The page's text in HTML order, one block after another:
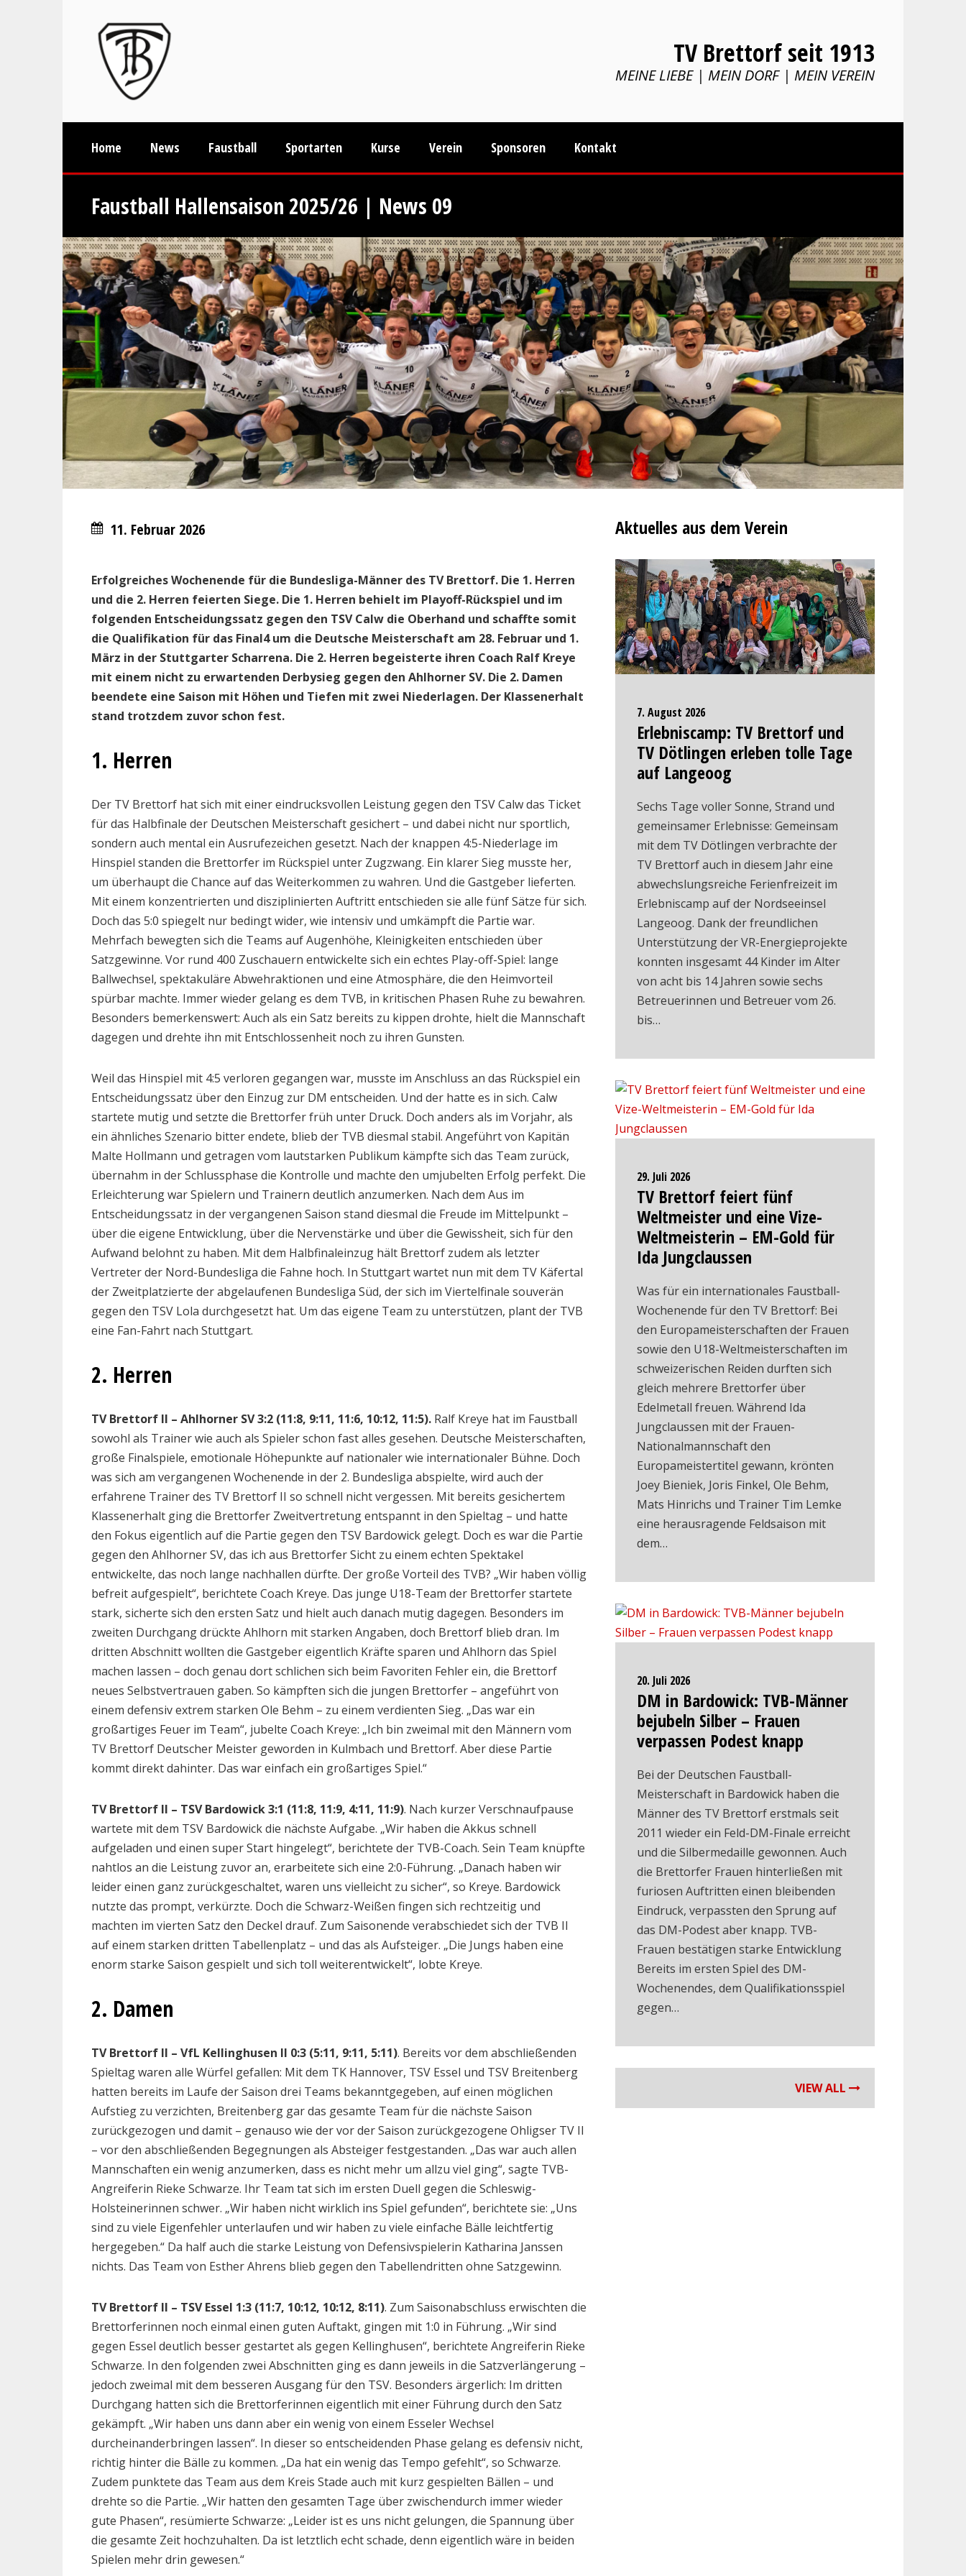
TV Brettorf seit 1913
MEINE LIEBE | MEIN DORF | MEIN VEREIN
Home News Faustball Sportarten Kurse Verein Sponsoren Kontakt
Faustball Hallensaison 2025/26 | News 09
11. Februar 2026
Erfolgreiches Wochenende für die Bundesliga-Männer des TV Brettorf. Die 1. Herren
und die 2. Herren feierten Siege. Die 1. Herren behielt im Playoff-Rückspiel und im
folgenden Entscheidungssatz gegen den TSV Calw die Oberhand und schaffte somit
die Qualifikation für das Final4 um die Deutsche Meisterschaft am 28. Februar und 1.
März in der Stuttgarter Scharrena. Die 2. Herren begeisterte ihren Coach Ralf Kreye
mit einem nicht zu erwartenden Derbysieg gegen den Ahlhorner SV. Die 2. Damen
beendete eine Saison mit Höhen und Tiefen mit zwei Niederlagen. Der Klassenerhalt
stand trotzdem zuvor schon fest.
1. Herren
Der TV Brettorf hat sich mit einer eindrucksvollen Leistung gegen den TSV Calw das Ticket
für das Halbfinale der Deutschen Meisterschaft gesichert – und dabei nicht nur sportlich,
sondern auch mental ein Ausrufezeichen gesetzt. Nach der knappen 4:5-Niederlage im
Hinspiel standen die Brettorfer im Rückspiel unter Zugzwang. Ein klarer Sieg musste her,
um überhaupt die Chance auf das Weiterkommen zu wahren. Und die Gastgeber lieferten.
Mit einem konzentrierten und disziplinierten Auftritt entschieden sie alle fünf Sätze für sich.
Doch das 5:0 spiegelt nur bedingt wider, wie intensiv und umkämpft die Partie war.
Mehrfach bewegten sich die Teams auf Augenhöhe, Kleinigkeiten entschieden über
Satzgewinne. Vor rund 400 Zuschauern entwickelte sich ein echtes Play-off-Spiel: lange
Ballwechsel, spektakuläre Abwehraktionen und eine Atmosphäre, die den Heimvorteil
spürbar machte. Immer wieder gelang es dem TVB, in kritischen Phasen Ruhe zu bewahren.
Besonders bemerkenswert: Auch als ein Satz bereits zu kippen drohte, hielt die Mannschaft
dagegen und drehte ihn mit Entschlossenheit noch zu ihren Gunsten.
Weil das Hinspiel mit 4:5 verloren gegangen war, musste im Anschluss an das Rückspiel ein
Entscheidungssatz über den Einzug zur DM entscheiden. Und der hatte es in sich. Calw
startete mutig und setzte die Brettorfer früh unter Druck. Doch anders als im Vorjahr, als
ein ähnliches Szenario bitter endete, blieb der TVB diesmal stabil. Angeführt von Kapitän
Malte Hollmann und getragen vom lautstarken Publikum kämpfte sich das Team zurück,
übernahm in der Schlussphase die Kontrolle und machte den umjubelten Erfolg perfekt. Die
Erleichterung war Spielern und Trainern deutlich anzumerken. Nach dem Aus im
Entscheidungssatz in der vergangenen Saison stand diesmal die Freude im Mittelpunkt –
über die eigene Entwicklung, über die Nervenstärke und über die Gewissheit, sich für den
Aufwand belohnt zu haben. Mit dem Halbfinaleinzug hält Brettorf zudem als letzter
Vertreter der Nord-Bundesliga die Fahne hoch. In Stuttgart wartet nun mit dem TV Käfertal
der Zweitplatzierte der abgelaufenen Bundesliga Süd, der sich im Viertelfinale souverän
gegen den TSV Lola durchgesetzt hat. Um das eigene Team zu unterstützen, plant der TVB
eine Fan-Fahrt nach Stuttgart.
2. Herren
TV Brettorf II – Ahlhorner SV 3:2 (11:8, 9:11, 11:6, 10:12, 11:5). Ralf Kreye hat im Faustball
sowohl als Trainer wie auch als Spieler schon fast alles gesehen. Deutsche Meisterschaften,
große Finalspiele, emotionale Höhepunkte auf nationaler wie internationaler Bühne. Doch
was sich am vergangenen Wochenende in der 2. Bundesliga abspielte, wird auch der
erfahrene Trainer des TV Brettorf II so schnell nicht vergessen. Mit bereits gesichertem
Klassenerhalt ging die Brettorfer Zweitvertretung entspannt in den Spieltag – und hatte
den Fokus eigentlich auf die Partie gegen den TSV Bardowick gelegt. Doch es war die Partie
gegen den Ahlhorner SV, das ich aus Brettorfer Sicht zu einem echten Spektakel
entwickelte, das noch lange nachhallen dürfte. Der große Vorteil des TVB? „Wir haben völlig
befreit aufgespielt“, berichtete Coach Kreye. Das junge U18-Team der Brettorfer startete
stark, sicherte sich den ersten Satz und hielt auch danach mutig dagegen. Besonders im
zweiten Durchgang drückte Ahlhorn mit starken Angaben, doch Brettorf blieb dran. Im
dritten Abschnitt wollten die Gastgeber eigentlich Kräfte sparen und Ahlhorn das Spiel
machen lassen – doch genau dort schlichen sich beim Favoriten Fehler ein, die Brettorf
neues Selbstvertrauen gaben. So kämpften sich die jungen Brettorfer – angeführt von
einem defensiv extrem starken Ole Behm – zu einem verdienten Sieg. „Das war ein
großartiges Feuer im Team“, jubelte Coach Kreye: „Ich bin zweimal mit den Männern vom
TV Brettorf Deutscher Meister geworden in Kulmbach und Brettorf. Aber diese Partie
kommt direkt dahinter. Das war einfach ein großartiges Spiel.“
TV Brettorf II – TSV Bardowick 3:1 (11:8, 11:9, 4:11, 11:9). Nach kurzer Verschnaufpause
wartete mit dem TSV Bardowick die nächste Aufgabe. „Wir haben die Akkus schnell
aufgeladen und einen super Start hingelegt“, berichtete der TVB-Coach. Sein Team knüpfte
nahtlos an die Leistung zuvor an, erarbeitete sich eine 2:0-Führung. „Danach haben wir
leider einen ganz zurückgeschaltet, waren uns vielleicht zu sicher“, so Kreye. Bardowick
nutzte das prompt, verkürzte. Doch die Schwarz-Weißen fingen sich rechtzeitig und
machten im vierten Satz den Deckel drauf. Zum Saisonende verabschiedet sich der TVB II
auf einem starken dritten Tabellenplatz – und das als Aufsteiger. „Die Jungs haben eine
enorm starke Saison gespielt und sich toll weiterentwickelt“, lobte Kreye.
2. Damen
TV Brettorf II – VfL Kellinghusen II 0:3 (5:11, 9:11, 5:11). Bereits vor dem abschließenden
Spieltag waren alle Würfel gefallen: Mit dem TK Hannover, TSV Essel und TSV Breitenberg
hatten bereits im Laufe der Saison drei Teams bekanntgegeben, auf einen möglichen
Aufstieg zu verzichten, Breitenberg gar das gesamte Team für die nächste Saison
zurückgezogen und damit – genauso wie der vor der Saison zurückgezogene Ohligser TV II
– vor den abschließenden Begegnungen als Absteiger festgestanden. „Das war auch allen
Mannschaften ein wenig anzumerken, dass es nicht mehr um allzu viel ging“, sagte TVB-
Angreiferin Rieke Schwarze. Ihr Team tat sich im ersten Duell gegen die Schleswig-
Holsteinerinnen schwer. „Wir haben nicht wirklich ins Spiel gefunden“, berichtete sie: „Uns
sind zu viele Eigenfehler unterlaufen und wir haben zu viele einfache Bälle leichtfertig
hergegeben.“ Da half auch die starke Leistung von Defensivspielerin Katharina Janssen
nichts. Das Team von Esther Ahrens blieb gegen den Tabellendritten ohne Satzgewinn.
TV Brettorf II – TSV Essel 1:3 (11:7, 10:12, 10:12, 8:11). Zum Saisonabschluss erwischten die
Brettorferinnen noch einmal einen guten Auftakt, gingen mit 1:0 in Führung. „Wir sind
gegen Essel deutlich besser gestartet als gegen Kellinghusen“, berichtete Angreiferin Rieke
Schwarze. In den folgenden zwei Abschnitten ging es dann jeweils in die Satzverlängerung –
jedoch zweimal mit dem besseren Ausgang für den TSV. Besonders ärgerlich: Im dritten
Durchgang hatten sich die Brettorferinnen eigentlich mit einer Führung durch den Satz
gekämpft. „Wir haben uns dann aber ein wenig von einem Esseler Wechsel
durcheinanderbringen lassen“. In dieser so entscheidenden Phase gelang es defensiv nicht,
richtig hinter die Bälle zu kommen. „Da hat ein wenig das Tempo gefehlt“, so Schwarze.
Zudem punktete das Team aus dem Kreis Stade auch mit kurz gespielten Bällen – und
drehte so die Partie. „Wir hatten den gesamten Tage über zwischendurch immer wieder
gute Phasen“, resümierte Schwarze: „Leider ist es uns nicht gelungen, die Spannung über
die gesamte Zeit hochzuhalten. Da ist letztlich echt schade, denn eigentlich wäre in beiden
Spielen mehr drin gewesen.“
Aktuelles aus dem Verein
7. August 2026
Erlebniscamp: TV Brettorf und
TV Dötlingen erleben tolle Tage
auf Langeoog
Sechs Tage voller Sonne, Strand und
gemeinsamer Erlebnisse: Gemeinsam
mit dem TV Dötlingen verbrachte der
TV Brettorf auch in diesem Jahr eine
abwechslungsreiche Ferienfreizeit im
Erlebniscamp auf der Nordseeinsel
Langeoog. Dank der freundlichen
Unterstützung der VR-Energieprojekte
konnten insgesamt 44 Kinder im Alter
von acht bis 14 Jahren sowie sechs
Betreuerinnen und Betreuer vom 26.
bis…
29. Juli 2026
TV Brettorf feiert fünf
Weltmeister und eine Vize-
Weltmeisterin – EM-Gold für
Ida Jungclaussen
Was für ein internationales Faustball-
Wochenende für den TV Brettorf: Bei
den Europameisterschaften der Frauen
sowie den U18-Weltmeisterschaften im
schweizerischen Reiden durften sich
gleich mehrere Brettorfer über
Edelmetall freuen. Während Ida
Jungclaussen mit der Frauen-
Nationalmannschaft den
Europameistertitel gewann, krönten
Joey Bieniek, Joris Finkel, Ole Behm,
Mats Hinrichs und Trainer Tim Lemke
eine herausragende Feldsaison mit
dem…
20. Juli 2026
DM in Bardowick: TVB-Männer
bejubeln Silber – Frauen
verpassen Podest knapp
Bei der Deutschen Faustball-
Meisterschaft in Bardowick haben die
Männer des TV Brettorf erstmals seit
2011 wieder ein Feld-DM-Finale erreicht
und die Silbermedaille gewonnen. Auch
die Brettorfer Frauen hinterließen mit
furiosen Auftritten einen bleibenden
Eindruck, verpassten den Sprung auf
das DM-Podest aber knapp. TVB-
Frauen bestätigen starke Entwicklung
Bereits im ersten Spiel des DM-
Wochenendes, dem Qualifikationsspiel
gegen…
VIEW ALL